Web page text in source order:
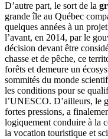
D’autre part, le sort de la
grande île au Québec
quelques années à un
l’avant, en 2014, par le
décision devant être
chasse et de pêche, ce
forêts et demeure un
sommités du monde
les conditions pour se
l’UNESCO. D’ailleurs, le
fortes pressions, a
logiquement conduire à la
la vocation touristique et